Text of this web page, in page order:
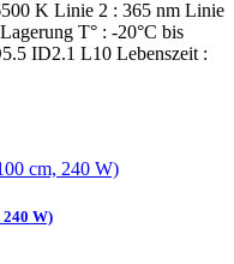
K Linie 2 : 365 nm Linie
T° : -20°C bis
ID2.1 L10 Lebenszeit :
240 W)